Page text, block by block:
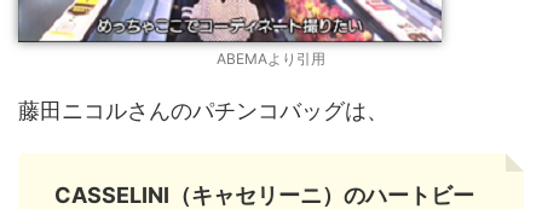
ABEMAより引用
藤田ニコルさんのパチンコバッグは、
CASSELINI（キャセリーニ）のハートビー